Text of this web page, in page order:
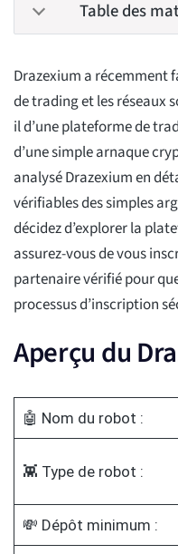
Table des
Drazexium a récemment
de trading et les réseaux
il d’une plateforme de
d’une simple arnaque
analysé Drazexium en
vérifiables des simples
décidez d’explorer la
assurez-vous de vous
partenaire vérifié pour
processus d’inscription
Aperçu du
🤖 Nom du robot :
👾 Type de robot :
💸 Dépôt minimum :